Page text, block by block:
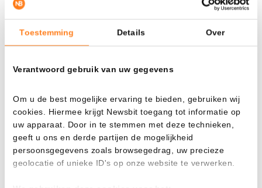
Toestemming Details Over
Verantwoord gebruik van uw gegevens
Om u de best mogelijke ervaring te bieden, gebruiken wij
cookies. Hiermee krijgt Newsbit toegang tot informatie op
uw apparaat. Door in te stemmen met deze technieken,
geeft u ons en derde partijen de mogelijkheid
persoonsgegevens zoals browsegedrag, uw precieze
geolocatie of unieke ID's op onze website te verwerken.
Bitvavo está en ascenso. Durante el mercado bajista, las
ganancias cayeron por debajo de los 500.000 euros. Ahora,
de eurosen 2024.
Además, la empresa está ampliando su presencia
internacionalmente, operando en varios países europeos.
Una de las colaboraciones más destacadas es el contrato de
patrocinio con la federación alemana de fútbol, con el
objetivo de atraer a inversores alemanes.